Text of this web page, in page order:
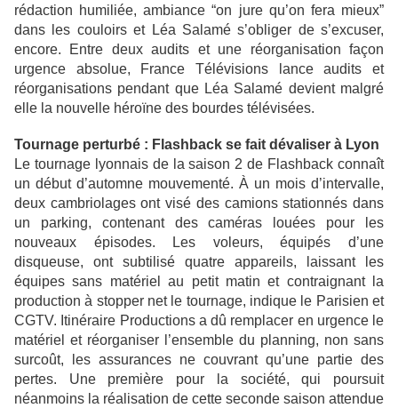
rédaction humiliée, ambiance “on jure qu’on fera mieux”
dans les couloirs et Léa Salamé s’obliger de s’excuser,
encore. Entre deux audits et une réorganisation façon
urgence absolue, France Télévisions lance audits et
réorganisations pendant que Léa Salamé devient malgré
elle la nouvelle héroïne des bourdes télévisées.
Tournage perturbé : Flashback se fait dévaliser à Lyon
Le tournage lyonnais de la saison 2 de Flashback connaît
un début d’automne mouvementé. À un mois d’intervalle,
deux cambriolages ont visé des camions stationnés dans
un parking, contenant des caméras louées pour les
nouveaux épisodes. Les voleurs, équipés d’une
disqueuse, ont subtilisé quatre appareils, laissant les
équipes sans matériel au petit matin et contraignant la
production à stopper net le tournage, indique le Parisien et
CGTV. Itinéraire Productions a dû remplacer en urgence le
matériel et réorganiser l’ensemble du planning, non sans
surcoût, les assurances ne couvrant qu’une partie des
pertes. Une première pour la société, qui poursuit
néanmoins la réalisation de cette seconde saison attendue